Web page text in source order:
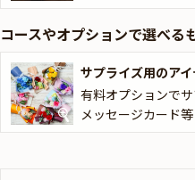
コースやオプションで選べる
サプライズ用のア
有料オプションでサ
メッセージカード等